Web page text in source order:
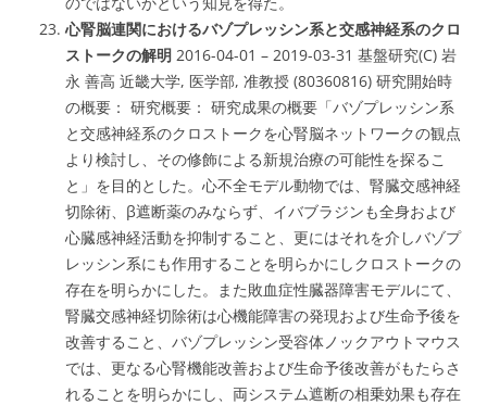
心腎脳連関におけるバゾプレッシン系と交感神経系のクロ
ストークの解明 2016-04-01 – 2019-03-31 基盤研究(C) 岩
永 善高 近畿大学, 医学部, 准教授 (80360816) 研究開始時
の概要： 研究概要： 研究成果の概要「バゾプレッシン系
と交感神経系のクロストークを心腎脳ネットワークの観点
より検討し、その修飾による新規治療の可能性を探るこ
と」を目的とした。心不全モデル動物では、腎臓交感神経
切除術、β遮断薬のみならず、イバブラジンも全身および
心臓感神経活動を抑制すること、更にはそれを介しバゾプ
レッシン系にも作用することを明らかにしクロストークの
存在を明らかにした。また敗血症性臓器障害モデルにて、
腎臓交感神経切除術は心機能障害の発現および生命予後を
改善すること、バゾプレッシン受容体ノックアウトマウス
では、更なる心腎機能改善および生命予後改善がもたらさ
れることを明らかにし、両システム遮断の相乗効果も存在